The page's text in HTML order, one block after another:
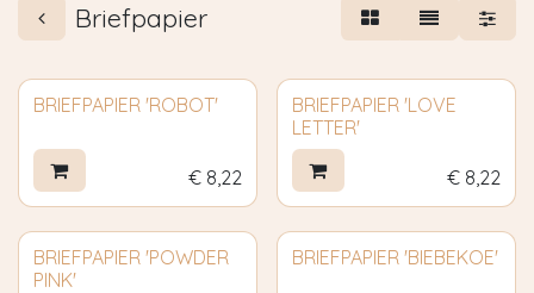
Briefpapier
BRIEFPAPIER 'ROBOT'
€ 8,22
BRIEFPAPIER 'LOVE
LETTER'
€ 8,22
BRIEFPAPIER 'POWDER
PINK'
BRIEFPAPIER 'BIEBEKOE'